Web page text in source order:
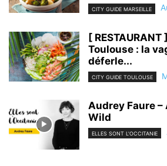
CITY GUIDE MARSEILLE
[ RESTAURANT
Toulouse : la
déferle...
CITY GUIDE TOULOUSE
Audrey Faure –
Wild
ELLES SONT L'OCCITANIE